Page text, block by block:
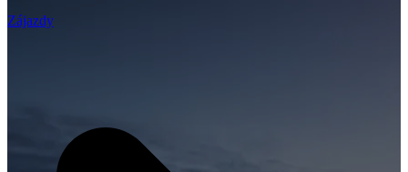
Zájazdy